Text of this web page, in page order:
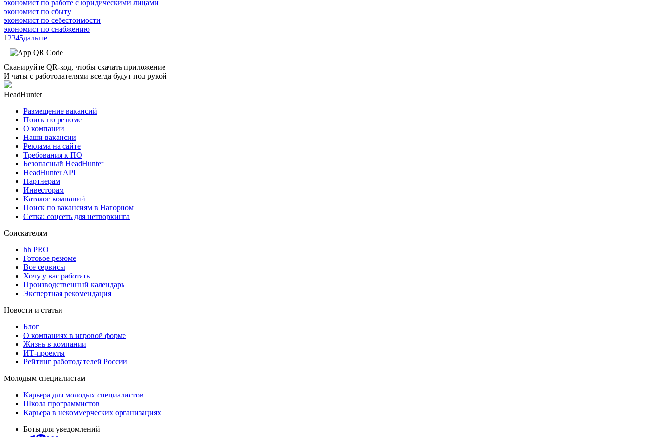
экономист по работе с юридическими лицами
экономист по сбыту
экономист по себестоимости
экономист по снабжению
1 2345дальше
Сканируйте QR-код, чтобы скачать приложение
И чаты с работодателями всегда будут под рукой
HeadHunter
Размещение вакансий
Поиск по резюме
О компании
Наши вакансии
Реклама на сайте
Требования к ПО
Безопасный HeadHunter
HeadHunter API
Партнерам
Инвесторам
Каталог компаний
Поиск по вакансиям в Нагорном
Сетка: соцсеть для нетворкинга
Соискателям
hh PRO
Готовое резюме
Все сервисы
Хочу у вас работать
Производственный календарь
Экспертная рекомендация
Новости и статьи
Блог
О компаниях в игровой форме
Жизнь в компании
ИТ-проекты
Рейтинг работодателей России
Молодым специалистам
Карьера для молодых специалистов
Школа программистов
Карьера в некоммерческих организациях
Боты для уведомлений